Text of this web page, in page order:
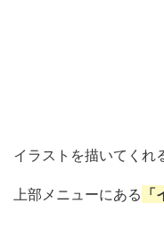
イラストを描いてくれ
上部メニューにある